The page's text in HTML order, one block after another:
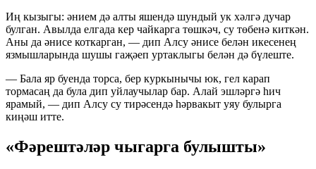
Иң кызыгы: әнием дә алты яшендә шундый ук хәлгә дучар
булган. Авылда елгада кер чайкарга төшкәч, су төбенә киткән.
Аны да әнисе коткарган, — дип Алсу әнисе белән икесенең
язмышларында шушы гаҗәеп уртаклыгы белән дә бүлеште.
— Бала яр буенда торса, бер куркынычы юк, гел карап
тормасаң да була дип уйлаучылар бар. Алай эшләргә һич
ярамый, — дип Алсу су тирәсендә һәрвакыт уяу булырга
киңәш итте.
«Фәрештәләр чыгарга булышты»